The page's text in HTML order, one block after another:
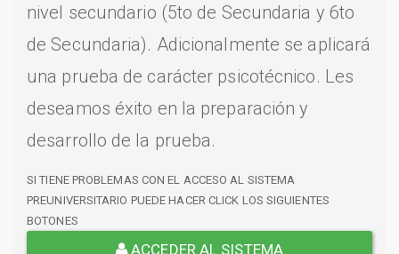
nivel secundario (5to de Secundaria y 6to
de Secundaria). Adicionalmente se aplicará
una prueba de carácter psicotécnico. Les
deseamos éxito en la preparación y
desarrollo de la prueba.
SI TIENE PROBLEMAS CON EL ACCESO AL SISTEMA
PREUNIVERSITARIO PUEDE HACER CLICK LOS SIGUIENTES
BOTONES
ACCEDER AL SISTEMA